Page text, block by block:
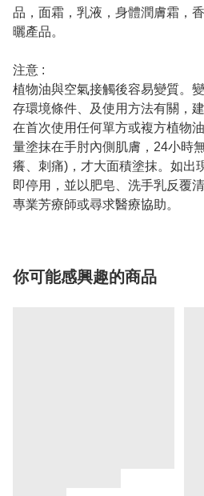
品，面霜，乳液，身體潤膚霜，
曬產品。
注意 :
植物油與空氣接觸後容易變質。
存環境條件、及使用方法有關，
在首次使用任何單方或複方植物
量塗抹在手肘內側肌膚，24小時
癢、刺痛)，才大面積塗抹。如出
即停用，並以肥皂、洗手乳反覆
專業芳療師或尋求醫療協助。
你可能感興趣的商品